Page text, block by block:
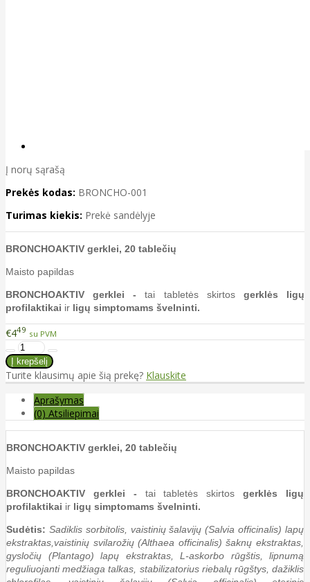
Į norų sąrašą
Prekės kodas: BRONCHO-001
Turimas kiekis: Prekė sandėlyje
BRONCHOAKTIV gerklei, 20 tablečių
Maisto papildas
BRONCHOAKTIV gerklei -tai tabletės skirtosgerklės ligų
profilaktikai ir ligų simptomams švelninti.
€449 su PVM
Turite klausimų apie šią prekę? Klauskite
Aprašymas
(0) Atsiliepimai
BRONCHOAKTIV gerklei, 20 tablečių
Maisto papildas
BRONCHOAKTIV gerklei - tai tabletės skirtos gerklės ligų
profilaktikai ir ligų simptomams švelninti.
Sudėtis: Sadiklis sorbitolis, vaistinių šalavijų (Salvia officinalis) lapų
ekstraktas,vaistinių svilarožių (Althaea officinalis) šaknų ekstraktas,
gysločių (Plantago) lapų ekstraktas, L-askorbo rūgštis, lipnumą
reguliuojanti medžiaga talkas, stabilizatorius riebalų rūgštys, dažiklis